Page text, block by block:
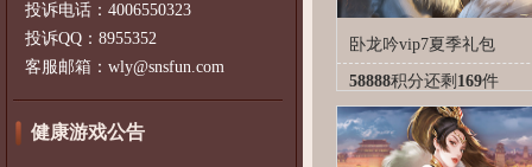
投诉电话：4006550323
投诉QQ：8955352
客服邮箱：wly@snsfun.com
健康游戏公告
卧龙吟vip7夏季礼包
58888积分还剩 169件